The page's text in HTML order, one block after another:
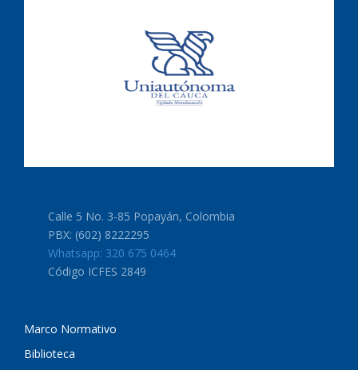
Calle 5 No. 3-85 Popayán, Colombia
PBX: (602) 8222295
Whatsapp: 320 675 0464
Código ICFES 2849
Marco Normativo
Biblioteca